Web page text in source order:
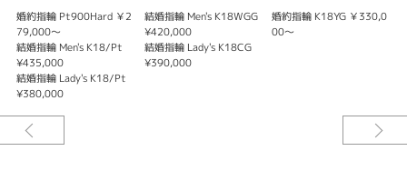
・K18YG イエローゴールド
・K18PG ピンクゴールド
・K18PWG プレミアムホワイトゴールド
・K18CG シャンパンゴールド
・K18WPG ホワイティッシュピンクゴールド
・K18WGG ホワイティッシュグレーゴールド
・K18RG レッドゴールド
にて製作可能です。
婚約指輪 Pt900Hard ￥2
79,000～
結婚指輪 Men's K18/Pt
¥435,000
結婚指輪 Lady's K18/Pt
¥380,000
結婚指輪 Men's K18WGG
¥420,000
結婚指輪 Lady's K18CG
¥390,000
婚約指輪 K18YG ￥330,0
00～